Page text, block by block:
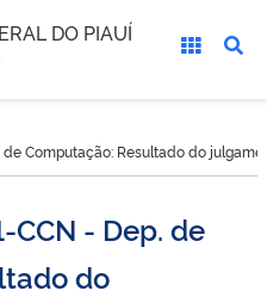
DO PIAUÍ
de Computação: Resultado do
CCN - Dep. de
do